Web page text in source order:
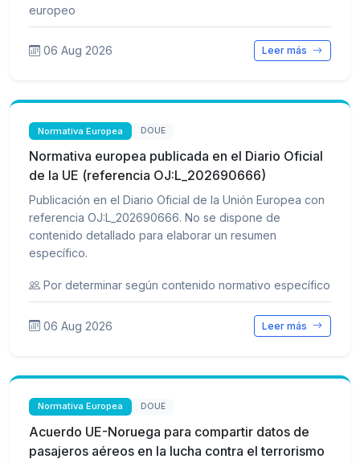
europeo
06 Aug 2026 Leer más
Normativa Europea DOUE
Normativa europea publicada en el Diario Oficial
de la UE (referencia OJ:L_202690666)
Publicación en el Diario Oficial de la Unión Europea con
referencia OJ:L_202690666. No se dispone de
contenido detallado para elaborar un resumen
específico.
Por determinar según contenido normativo específico
06 Aug 2026 Leer más
Normativa Europea DOUE
Acuerdo UE-Noruega para compartir datos de
pasajeros aéreos en la lucha contra el terrorismo